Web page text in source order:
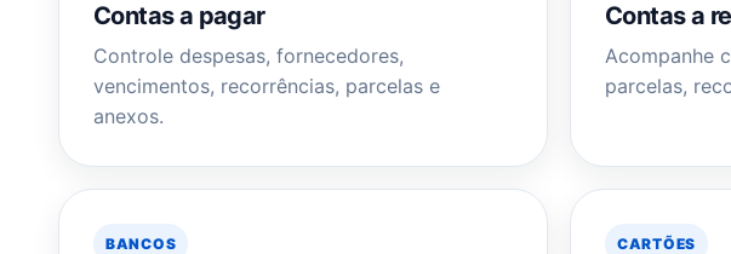
Contas a pagar
Controle despesas, fornecedores,
vencimentos, recorrências, parcelas e
anexos.
Contas a
Acompanhe
parcelas,
BANCOS CARTÕES